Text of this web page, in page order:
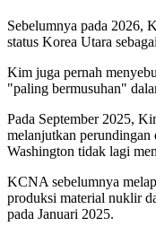
Sebelumnya pada 2026,
status Korea Utara
Kim juga pernah
"paling bermusuhan"
Pada September 2025,
melanjutkan perundingan
Washington tidak lagi
KCNA sebelumnya
produksi material nuklir
pada Januari 2025.